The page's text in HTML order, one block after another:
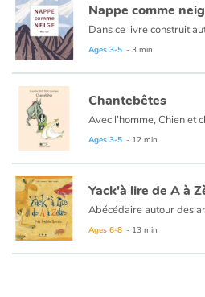
Nappe comme
Ages 3-5 - 3 min
Chantebêtes
Alors Le chien miaula.
Ages 3-5 - 12 min
Yack'à lire de A à
Ages 6-8 - 13 min